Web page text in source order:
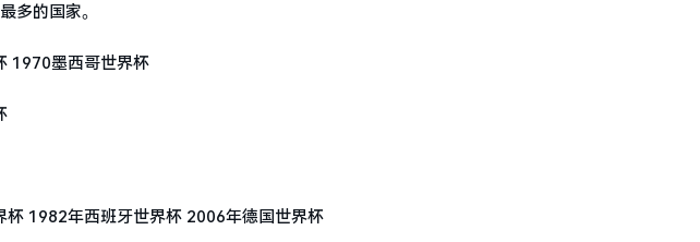
多的国家。
1970墨西哥世界杯
1982年西班牙世界杯 2006年德国世界杯